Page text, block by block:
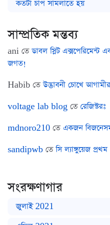
কতটা চাপ সামলাতে হয়
সাম্প্রতিক মন্তব্য
ani তেডাবল স্লিট এক্সপেরিমেন্ট
জগত!
Habib তেউদ্ভাবনী চোখে
voltage lab blog তেরেজিস্টরঃ
mdnoro210 তেএকজন
sandipwb তেসি ল্যাঙ্গুয়েজ প্রথম
সংরক্ষণাগার
জুলাই 2021